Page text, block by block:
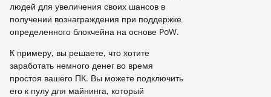
людей для увеличения своих шансов в
получении вознаграждения при поддержке
определенного блокчейна на основе PoW.
К примеру, вы решаете, что хотите
заработать немного денег во время
простоя вашего ПК. Вы можете подключить
его к пулу для майнинга, который